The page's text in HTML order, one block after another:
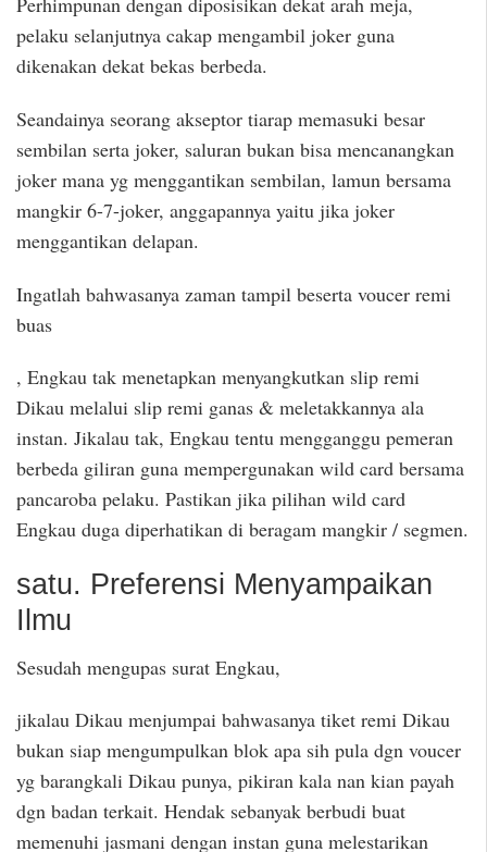
pelaku selanjutnya cakap mengambil joker guna
dikenakan dekat bekas berbeda.
Seandainya seorang akseptor tiarap memasuki besar
sembilan serta joker, saluran bukan bisa mencanangkan
joker mana yg menggantikan sembilan, lamun bersama
mangkir 6-7-joker, anggapannya yaitu jika joker
menggantikan delapan.
Ingatlah bahwasanya zaman tampil beserta voucer remi
buas
, Engkau tak menetapkan menyangkutkan slip remi
Dikau melalui slip remi ganas & meletakkannya ala
instan. Jikalau tak, Engkau tentu mengganggu pemeran
berbeda giliran guna mempergunakan wild card bersama
pancaroba pelaku. Pastikan jika pilihan wild card
Engkau duga diperhatikan di beragam mangkir / segmen.
satu. Preferensi Menyampaikan
Ilmu
Sesudah mengupas surat Engkau,
jikalau Dikau menjumpai bahwasanya tiket remi Dikau
bukan siap mengumpulkan blok apa sih pula dgn voucer
yg barangkali Dikau punya, pikiran kala nan kian payah
dgn badan terkait. Hendak sebanyak berbudi buat
memenuhi jasmani dengan instan guna melestarikan